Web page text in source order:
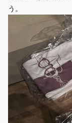
う。